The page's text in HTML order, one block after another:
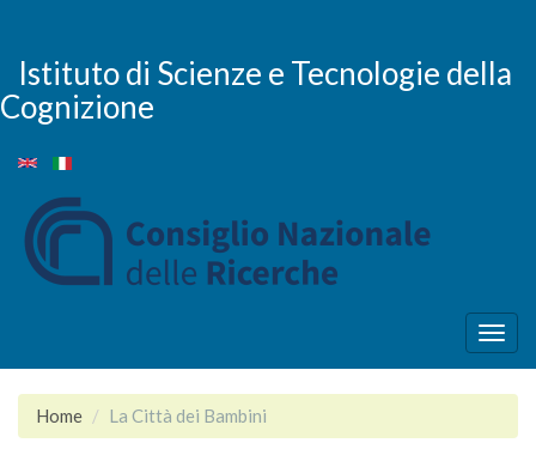
contenuto
principale
Istituto di Scienze e Tecnologie della
Cognizione
Home La Città dei Bambini